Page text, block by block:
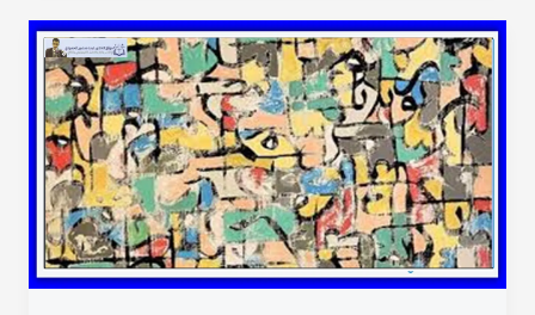
نطق
الأعداد
المركبة
بين
الفصحى
والمحكية